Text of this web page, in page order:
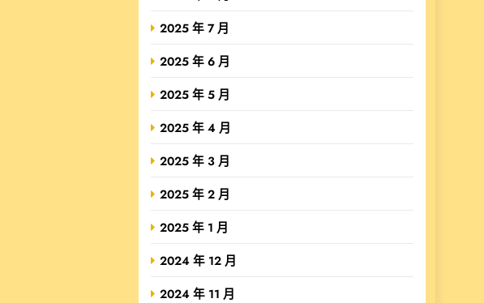
2025 年 7 月
2025 年 6 月
2025 年 5 月
2025 年 4 月
2025 年 3 月
2025 年 2 月
2025 年 1 月
2024 年 12 月
2024 年 11 月